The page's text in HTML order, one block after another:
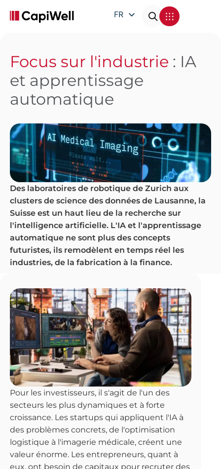
FR
IT
Focus sur l'industrie : IA
et apprentissage
automatique
Des laboratoires de robotique de Zurich aux
clusters de science des données de Lausanne, la
Suisse est un haut lieu de la recherche sur
l'intelligence artificielle. L'IA et l'apprentissage
automatique ne sont plus des concepts
futuristes, ils remodèlent en temps réel les
industries, de la fabrication à la finance.
Pour les investisseurs, il s'agit de l'un des
secteurs les plus dynamiques et à forte
croissance. Les startups qui appliquent l'IA à
des problèmes concrets, de l'optimisation
logistique à l'imagerie médicale, créent une
valeur énorme. Les entrepreneurs, quant à
eux, ont besoin de capitaux pour recruter des